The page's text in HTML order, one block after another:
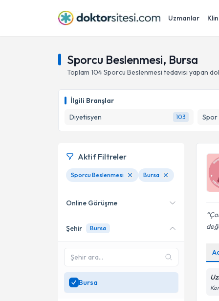
Uzmanlar
Sporcu Beslenmesi, Bursa
Toplam 104Sporcu Beslenmesi tedavisi yapan
İlgili Branşlar
Diyetisyen
103 Spor
Aktif Filtreler
Sporcu Beslenmesi Bursa
Online Görüşme
Online danışmanlık sunan
SadeceBursa
uzman ara
Şehir Bursa
Bursa